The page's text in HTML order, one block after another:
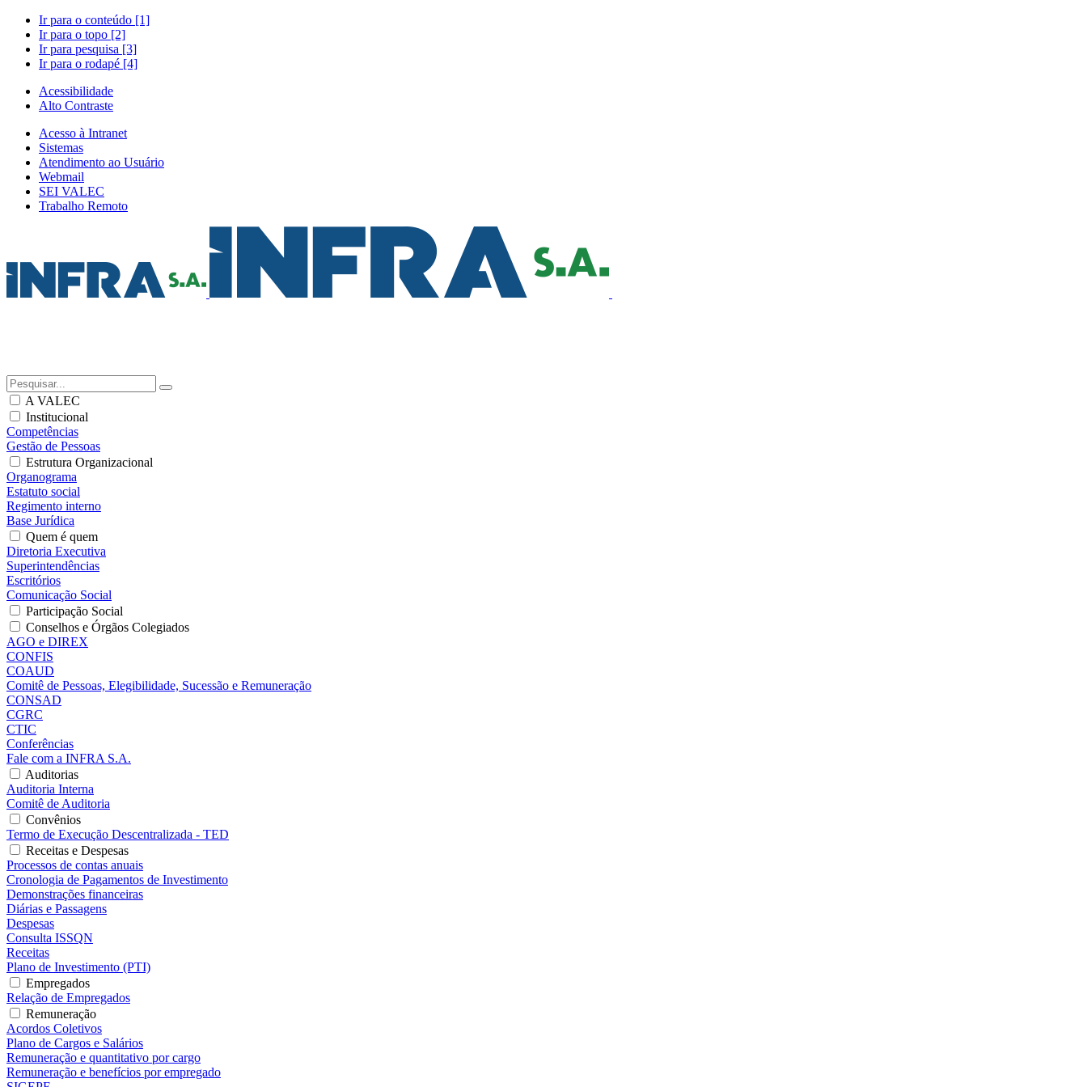
Ir para o conteúdo [1]
Ir para o topo [2]
Ir para pesquisa [3]
Ir para o rodapé [4]
Acessibilidade
Alto Contraste
Acesso à Intranet
Sistemas
Atendimento ao Usuário
Webmail
SEI VALEC
Trabalho Remoto
A VALEC
Institucional
Competências
Gestão de Pessoas
Estrutura Organizacional
Organograma
Estatuto social
Regimento interno
Base Jurídica
Quem é quem
Diretoria Executiva
Superintendências
Escritórios
Comunicação Social
Participação Social
Conselhos e Órgãos Colegiados
AGO e DIREX
CONFIS
COAUD
Comitê de Pessoas, Elegibilidade, Sucessão e Remuneração
CONSAD
CGRC
CTIC
Conferências
Fale com a INFRA S.A.
Auditorias
Auditoria Interna
Comitê de Auditoria
Convênios
Termo de Execução Descentralizada - TED
Receitas e Despesas
Processos de contas anuais
Cronologia de Pagamentos de Investimento
Demonstrações financeiras
Diárias e Passagens
Despesas
Consulta ISSQN
Receitas
Plano de Investimento (PTI)
Empregados
Relação de Empregados
Remuneração
Acordos Coletivos
Plano de Cargos e Salários
Remuneração e quantitativo por cargo
Remuneração e benefícios por empregado